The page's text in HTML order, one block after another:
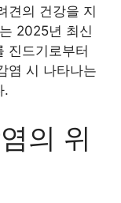
견의 건강을 지
2025년 최신
진드기로부터
염 시 나타나는
.
의 위